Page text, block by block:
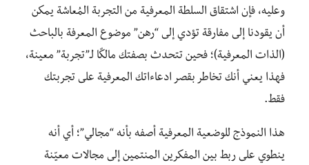
وعليه، فإن اشتقاق السلطة المعرفية من التجربة المُعاشة يمكن
أن يقودنا إلى مفارقة تؤدي إلى “رهن” موضوع المعرفة بالباحث
(الذات المعرفية)؛ فحين تتحدث بصفتك مالكًا لـ”تجربة” معينة،
فهذا يعني أنك تخاطر بقصر ادعاءاتك المعرفية على تجربتك
فقط.
هذا النموذج للوضعية المعرفية أصفه بأنه “مجالي”؛ أي أنه
ينطوي على ربط بين المفكرين المنتمين إلى مجالات معيّنة